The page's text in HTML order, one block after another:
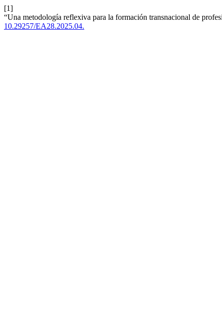
[1]
“Una metodología reflexiva para la formación transnacional de
10.29257/EA28.2025.04.